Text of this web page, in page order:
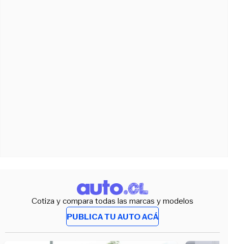
Cotiza y compara todas las marcas y modelos
PUBLICA TU AUTO ACÁ